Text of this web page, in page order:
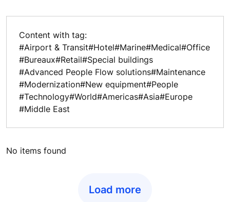
Content with tag:
#Airport & Transit#Hotel#Marine#Medical#Office
#Bureaux#Retail#Special buildings
#Advanced People Flow solutions#Maintenance
#Modernization#New equipment#People
#Technology#World#Americas#Asia#Europe
#Middle East
No items found
Load more